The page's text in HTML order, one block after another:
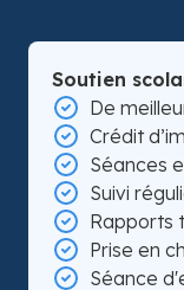
Soutien
De
Crédit
Séances
Suivi
Rapports
Prise en
Séance